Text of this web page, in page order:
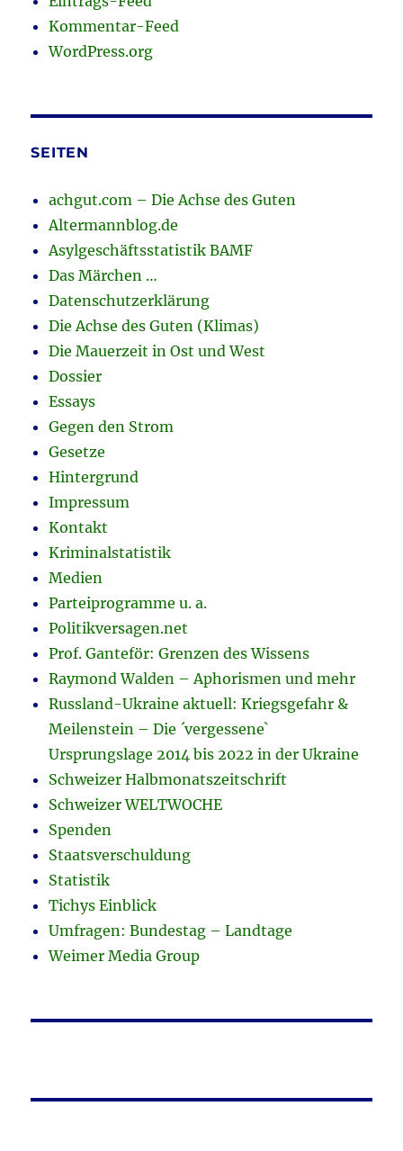
Kommentar-Feed
WordPress.org
SEITEN
achgut.com – Die Achse des Guten
Altermannblog.de
Asylgeschäftsstatistik BAMF
Das Märchen …
Datenschutzerklärung
Die Achse des Guten (Klimas)
Die Mauerzeit in Ost und West
Dossier
Essays
Gegen den Strom
Gesetze
Hintergrund
Impressum
Kontakt
Kriminalstatistik
Medien
Parteiprogramme u. a.
Politikversagen.net
Prof. Ganteför: Grenzen des Wissens
Raymond Walden – Aphorismen und mehr
Russland-Ukraine aktuell: Kriegsgefahr &
Meilenstein – Die ´vergessene`
Ursprungslage 2014 bis 2022 in der Ukraine
Schweizer Halbmonatszeitschrift
Schweizer WELTWOCHE
Spenden
Staatsverschuldung
Statistik
Tichys Einblick
Umfragen: Bundestag – Landtage
Weimer Media Group